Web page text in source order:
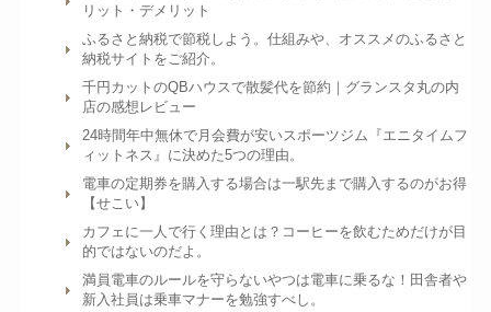
リット・デメリット
ふるさと納税で節税しよう。仕組みや、オススメのふるさと
納税サイトをご紹介。
千円カットのQBハウスで散髪代を節約｜グランスタ丸の内
店の感想レビュー
24時間年中無休で月会費が安いスポーツジム『エニタイムフ
ィットネス』に決めた5つの理由。
電車の定期券を購入する場合は一駅先まで購入するのがお得
【せこい】
カフェに一人で行く理由とは？コーヒーを飲むためだけが目
的ではないのだよ。
満員電車のルールを守らないやつは電車に乗るな！田舎者や
新入社員は乗車マナーを勉強すべし。